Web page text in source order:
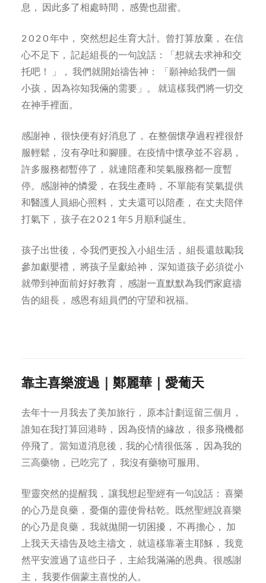
息， 因此多了相處時間， 感覺也甜蜜。
2 0 2 0 年中， 突然想起生育大計。曾打算放棄， 在信
心不足下， 記起組長的一句說話：「想就去求神和交
托吧！ 」， 我們就開始禱告神： 「願神給我們一個
小孩， 因為祢知我倆的需要」。 就這樣我們將一切交
在神手裡面。
感謝神， 很快便有好消息了， 在整個懷孕過程裡很舒
服輕鬆， 沒有孕吐和腳腫。在疫情中懷孕並不容易，
許多服務都暫停了， 就連陪產和笑氣服務都一度暫
停。感謝神的憐愛， 在我生產時， 不單能有笑氣提供
和醫護人員細心照料， 丈夫還可以陪產， 在丈夫陪伴
打氣下， 孩子在2 0 2 1 年5 月順利誕生。
孩子出世後， 令我們更投入小組生活， 組長還鼓勵我
參加獻嬰禮， 將孩子呈獻給神， 深知道孩子必須從小
就帶到神面前好好教育， 感謝一直默默為我們家庭禱
告的組長， 感恩有組員們的守望和祝福。
靠主喜樂渡過｜鄭麗華｜愛葡天
去年十一月我去了美加旅行， 原本計劃逗留三個月，
誰知在我打算回港時， 因為疫情的緣故， 很多飛機都
停飛了。當知道消息後，我的心情很低落， 因為我的
三高藥物， 已吃完了， 我沒有藥物可服用。
聖靈突然的提醒我， 讓我想起聖經有一句說話： 喜樂
的心乃是良藥， 憂傷的靈使骨枯乾。既然聖經說喜樂
的心乃是良藥， 我就拋開一切困擾， 不再擔心， 加
上我天天禱告及唸主禱文， 就這樣靠著主耶穌， 我竟
然平安渡過了這些日子， 主給我滿滿的恩典。很感謝
主， 我要作個蒙主喜悅的人。